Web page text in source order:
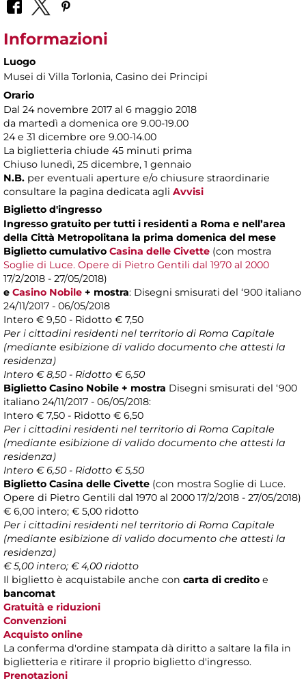
Informazioni
Luogo
Musei di Villa Torlonia, Casino dei Principi
Orario
Dal 24 novembre 2017 al 6 maggio 2018
da martedì a domenica ore 9.00-19.00
24 e 31 dicembre ore 9.00-14.00
La biglietteria chiude 45 minuti prima
Chiuso lunedì, 25 dicembre, 1 gennaio
N.B. per eventuali aperture e/o chiusure straordinarie
consultare la pagina dedicata agli Avvisi
Biglietto d'ingresso
Ingresso gratuito per tutti i residenti a Roma e nell’area
della Città Metropolitana la prima domenica del mese
Biglietto cumulativo Casina delle Civette (con mostra
Soglie di Luce. Opere di Pietro Gentili dal 1970 al 2000
17/2/2018 - 27/05/2018)
e Casino Nobile + mostra: Disegni smisurati del ‘900 italiano
24/11/2017 - 06/05/2018
Intero € 9,50 - Ridotto € 7,50
Per i cittadini residenti nel territorio di Roma Capitale
(mediante esibizione di valido documento che attesti la
residenza)
Intero € 8,50 - Ridotto € 6,50
Biglietto Casino Nobile + mostra Disegni smisurati del ‘900
italiano 24/11/2017 - 06/05/2018:
Intero € 7,50 - Ridotto € 6,50
Per i cittadini residenti nel territorio di Roma Capitale
(mediante esibizione di valido documento che attesti la
residenza)
Intero € 6,50 - Ridotto € 5,50
Biglietto Casina delle Civette (con mostra Soglie di Luce.
Opere di Pietro Gentili dal 1970 al 2000 17/2/2018 - 27/05/2018)
€ 6,00 intero; € 5,00 ridotto
Per i cittadini residenti nel territorio di Roma Capitale
(mediante esibizione di valido documento che attesti la
residenza)
€ 5,00 intero; € 4,00 ridotto
Il biglietto è acquistabile anche con carta di credito e
bancomat
Gratuità e riduzioni
Convenzioni
Acquisto online
La conferma d'ordine stampata dà diritto a saltare la fila in
biglietteria e ritirare il proprio biglietto d'ingresso.
Prenotazioni